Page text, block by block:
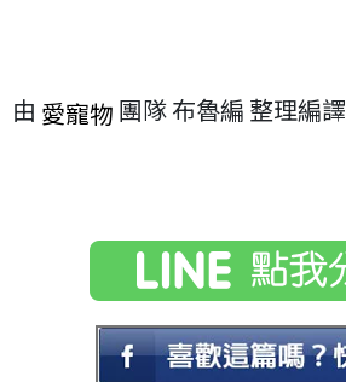
由 愛寵物 團隊 布魯編 整理編譯